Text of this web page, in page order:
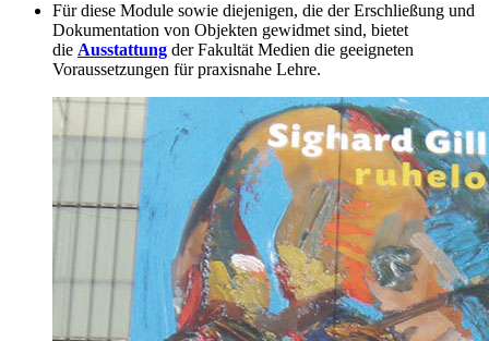
Für diese Module sowie diejenigen, die der Erschließung und
Dokumentation von Objekten gewidmet sind, bietet
die Ausstattung der Fakultät Medien die geeigneten
Voraussetzungen für praxisnahe Lehre.